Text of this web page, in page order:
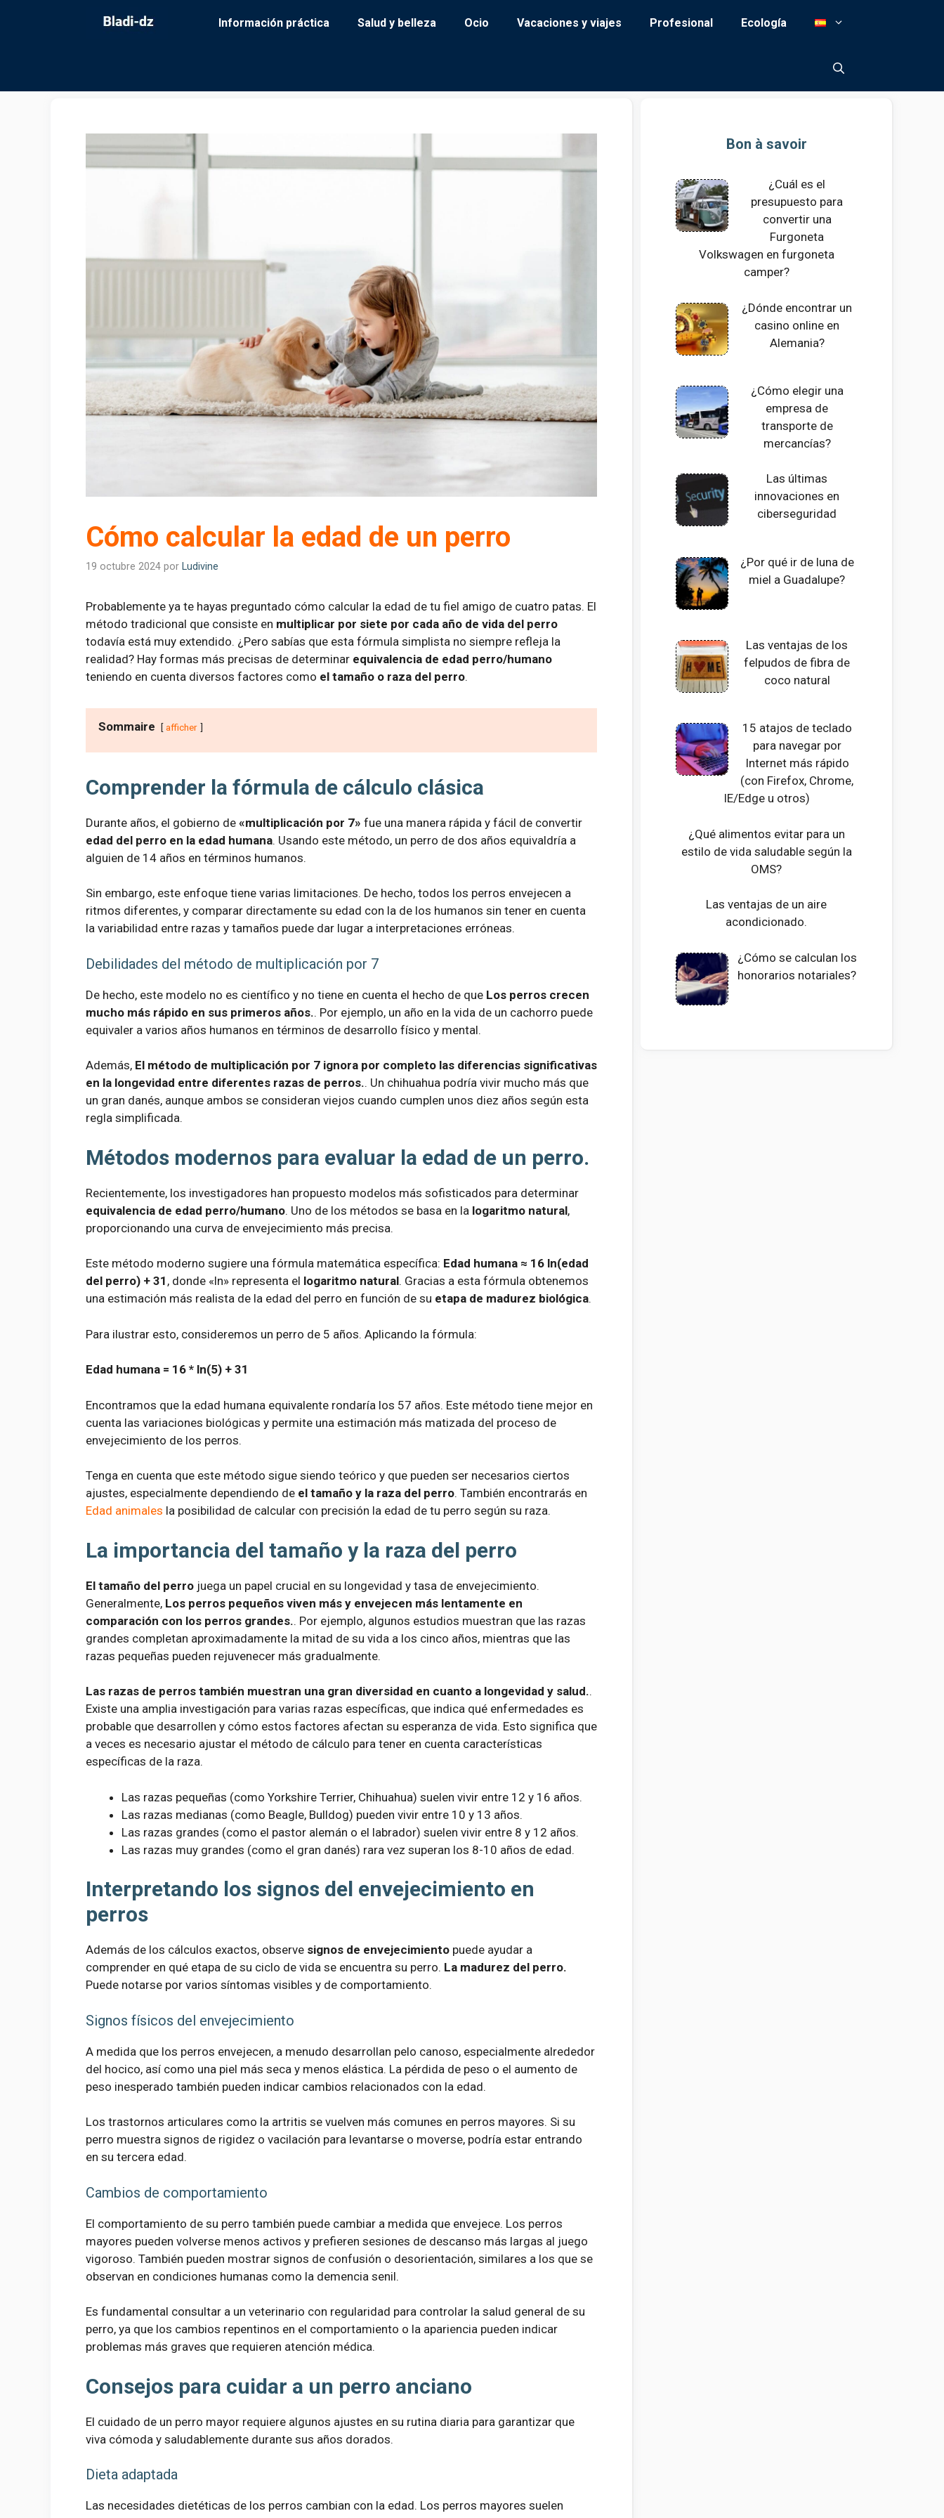
Información práctica Salud y belleza Ocio Vacaciones y viajes Profesional Ecología
Cómo calcular la edad de un perro
19 octubre 2024 por Ludivine
Probablemente ya te hayas preguntado cómo calcular la edad de tu fiel amigo de cuatro patas. El
método tradicional que consiste en multiplicar por siete por cada año de vida del perro
todavía está muy extendido. ¿Pero sabías que esta fórmula simplista no siempre refleja la
realidad? Hay formas más precisas de determinar equivalencia de edad perro/humano
teniendo en cuenta diversos factores como el tamaño o raza del perro.
Sommaire afficher
Comprender la fórmula de cálculo clásica
Durante años, el gobierno de «multiplicación por 7» fue una manera rápida y fácil de convertir
edad del perro en la edad humana. Usando este método, un perro de dos años equivaldría a
alguien de 14 años en términos humanos.
Sin embargo, este enfoque tiene varias limitaciones. De hecho, todos los perros envejecen a
ritmos diferentes, y comparar directamente su edad con la de los humanos sin tener en cuenta
la variabilidad entre razas y tamaños puede dar lugar a interpretaciones erróneas.
Debilidades del método de multiplicación por 7
De hecho, este modelo no es científico y no tiene en cuenta el hecho de que Los perros crecen
mucho más rápido en sus primeros años.. Por ejemplo, un año en la vida de un cachorro puede
equivaler a varios años humanos en términos de desarrollo físico y mental.
Además, El método de multiplicación por 7 ignora por completo las diferencias significativas
en la longevidad entre diferentes razas de perros.. Un chihuahua podría vivir mucho más que
un gran danés, aunque ambos se consideran viejos cuando cumplen unos diez años según esta
regla simplificada.
Métodos modernos para evaluar la edad de un perro.
Recientemente, los investigadores han propuesto modelos más sofisticados para determinar
equivalencia de edad perro/humano. Uno de los métodos se basa en la logaritmo natural,
proporcionando una curva de envejecimiento más precisa.
Este método moderno sugiere una fórmula matemática específica: Edad humana ≈ 16 ln(edad
del perro) + 31 , donde «ln» representa el logaritmo natural. Gracias a esta fórmula obtenemos
una estimación más realista de la edad del perro en función de su etapa de madurez biológica.
Para ilustrar esto, consideremos un perro de 5 años. Aplicando la fórmula:
Edad humana = 16 * ln(5) + 31
Encontramos que la edad humana equivalente rondaría los 57 años. Este método tiene mejor en
cuenta las variaciones biológicas y permite una estimación más matizada del proceso de
envejecimiento de los perros.
Tenga en cuenta que este método sigue siendo teórico y que pueden ser necesarios ciertos
ajustes, especialmente dependiendo de el tamaño y la raza del perro. También encontrarás en
Edad animales la posibilidad de calcular con precisión la edad de tu perro según su raza.
La importancia del tamaño y la raza del perro
El tamaño del perro juega un papel crucial en su longevidad y tasa de envejecimiento.
Generalmente, Los perros pequeños viven más y envejecen más lentamente en
comparación con los perros grandes.. Por ejemplo, algunos estudios muestran que las razas
grandes completan aproximadamente la mitad de su vida a los cinco años, mientras que las
razas pequeñas pueden rejuvenecer más gradualmente.
Las razas de perros también muestran una gran diversidad en cuanto a longevidad y salud..
Existe una amplia investigación para varias razas específicas, que indica qué enfermedades es
probable que desarrollen y cómo estos factores afectan su esperanza de vida. Esto significa que
a veces es necesario ajustar el método de cálculo para tener en cuenta características
específicas de la raza.
Las razas pequeñas (como Yorkshire Terrier, Chihuahua) suelen vivir entre 12 y 16 años.
Las razas medianas (como Beagle, Bulldog) pueden vivir entre 10 y 13 años.
Las razas grandes (como el pastor alemán o el labrador) suelen vivir entre 8 y 12 años.
Las razas muy grandes (como el gran danés) rara vez superan los 8-10 años de edad.
Interpretando los signos del envejecimiento en
perros
Además de los cálculos exactos, observe signos de envejecimiento puede ayudar a
comprender en qué etapa de su ciclo de vida se encuentra su perro. La madurez del perro.
Puede notarse por varios síntomas visibles y de comportamiento.
Signos físicos del envejecimiento
A medida que los perros envejecen, a menudo desarrollan pelo canoso, especialmente alrededor
del hocico, así como una piel más seca y menos elástica. La pérdida de peso o el aumento de
peso inesperado también pueden indicar cambios relacionados con la edad.
Los trastornos articulares como la artritis se vuelven más comunes en perros mayores. Si su
perro muestra signos de rigidez o vacilación para levantarse o moverse, podría estar entrando
en su tercera edad.
Cambios de comportamiento
El comportamiento de su perro también puede cambiar a medida que envejece. Los perros
mayores pueden volverse menos activos y prefieren sesiones de descanso más largas al juego
vigoroso. También pueden mostrar signos de confusión o desorientación, similares a los que se
observan en condiciones humanas como la demencia senil.
Es fundamental consultar a un veterinario con regularidad para controlar la salud general de su
perro, ya que los cambios repentinos en el comportamiento o la apariencia pueden indicar
problemas más graves que requieren atención médica.
Consejos para cuidar a un perro anciano
El cuidado de un perro mayor requiere algunos ajustes en su rutina diaria para garantizar que
viva cómoda y saludablemente durante sus años dorados.
Dieta adaptada
Las necesidades dietéticas de los perros cambian con la edad. Los perros mayores suelen
Bon à savoir
¿Cuál es el
presupuesto para
convertir una
Furgoneta
Volkswagen en furgoneta
camper?
¿Dónde encontrar un
casino online en
Alemania?
¿Cómo elegir una
empresa de
transporte de
mercancías?
Las últimas
innovaciones en
ciberseguridad
¿Por qué ir de luna de
miel a Guadalupe?
Las ventajas de los
felpudos de fibra de
coco natural
15 atajos de teclado
para navegar por
Internet más rápido
(con Firefox, Chrome,
IE/Edge u otros)
¿Qué alimentos evitar para un
estilo de vida saludable según la
OMS?
Las ventajas de un aire
acondicionado.
¿Cómo se calculan los
honorarios notariales?